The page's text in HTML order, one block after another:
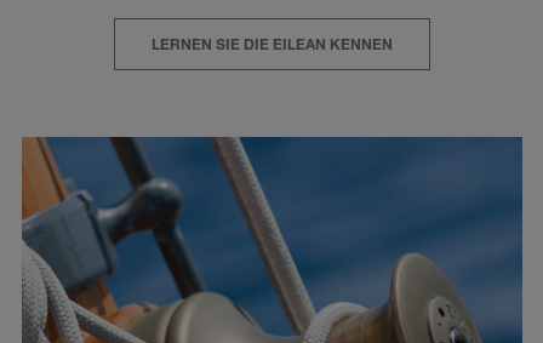
LERNEN SIE DIE EILEAN KENNEN